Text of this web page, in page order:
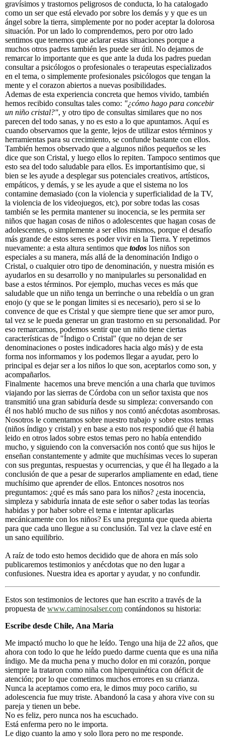
gravísimos y trastornos peligrosos de conducta, lo ha catalogado
como un ser que está elevado por sobre los demás y y que es un
ángel sobre la tierra, simplemente por no poder aceptar la dolorosa
situación. Por un lado lo comprendemos, pero por otro lado
sentimos que tenemos que aclarar estas situaciones porque a
muchos otros padres también les puede ser útil. No dejamos de
remarcar lo importante que es que ante la duda los padres puedan
consultar a psicólogos o profesionales o terapeutas especializados
en el tema, o simplemente profesionales psicólogos que tengan la
mente y el corazon abiertos a nuevas posibilidades.
Ademas de esta experiencia concreta que hemos vivido, también
hemos recibido consultas tales como: "¿cómo hago para concebir
un niño cristal?", y otro tipo de consultas similares que no nos
parecen del todo sanas, y no es esto a lo que apuntamos. Aquí es
cuando observamos que la gente, lejos de utilizar estos términos y
herramientas para su crecimiento, se confunde bastante con ellos.
También hemos observado que a algunos niños pequeños se les
dice que son Cristal, y luego ellos lo repiten. Tampoco sentimos que
esto sea del todo saludable para ellos. Es importantísimo que, si
bien se les ayude a desplegar sus potenciales creativos, artísticos,
empáticos, y demás, y se les ayude a que el sistema no los
contamine demasiado (con la violencia y superficialidad de la TV,
la violencia de los videojuegos, etc), por sobre todas las cosas
también se les permita mantener su inocencia, se les permita ser
niños que hagan cosas de niños o adolescentes que hagan cosas de
adolescentes, o simplemente a ser ellos mismos, porque el desafío
más grande de estos seres es poder vivir en la Tierra. Y repetimos
nuevamente: a esta altura sentimos que todos los niños son
especiales a su manera, más allá de la denominación Indigo o
Cristal, o cualquier otro tipo de denominación, y nuestra misión es
ayudarlos en su desarrollo y no manipularles su personalidad en
base a estos términos. Por ejemplo, muchas veces es más que
saludable que un niño tenga un berrinche o una rebeldía o un gran
enojo (y que se le pongan limites si es necesario), pero si se lo
convence de que es Cristal y que siempre tiene que ser amor puro,
tal vez se le pueda generar un gran trastorno en su personalidad. Por
eso remarcamos, podemos sentir que un niño tiene ciertas
características de "Índigo o Cristal" (que no dejan de ser
denominaciones o postes indicadores hacia algo más) y de esta
forma nos informamos y los podemos llegar a ayudar, pero lo
principal es dejar ser a los niños lo que son, aceptarlos como son, y
acompañarlos.
Finalmente hacemos una breve mención a una charla que tuvimos
viajando por las sierras de Córdoba con un señor taxista que nos
transmitió una gran sabiduría desde su simpleza: conversando con
él nos habló mucho de sus niños y nos contó anécdotas asombrosas.
Nosotros le comentamos sobre nuestro trabajo y sobre estos temas
(niños índigo y cristal) y en base a esto nos respondió que él habia
leido en otros lados sobre estos temas pero no había entendido
mucho, y siguiendo con la conversación nos contó que sus hijos le
enseñan constantemente y admite que muchísimas veces lo superan
con sus preguntas, respuestas y ocurrencias, y que él ha llegado a la
conclusión de que a pesar de superarlos ampliamente en edad, tiene
muchísimo que aprender de ellos. Entonces nosotros nos
preguntamos: ¿qué es más sano para los niños? ¿esta inocencia,
simpleza y sabiduría innata de este señor o saber todas las teorías
habidas y por haber sobre el tema e intentar aplicarlas
mecánicamente con los niños? Es una pregunta que queda abierta
para que cada uno llegue a su conclusión. Tal vez la clave esté en
un sano equilibrio.
A raíz de todo esto hemos decidido que de ahora en más solo
publicaremos testimonios y anécdotas que no den lugar a
confusiones. Nuestra idea es aportar y ayudar, y no confundir.
Estos son testimonios de lectores que han escrito a través de la
propuesta de www.caminosalser.com contándonos su historia:
Escribe desde Chile, Ana Maria
Me impactó mucho lo que he leído. Tengo una hija de 22 años, que
ahora con todo lo que he leído puedo darme cuenta que es una niña
índigo. Me da mucha pena y mucho dolor en mi corazón, porque
siempre la trataron como niña con hiperquinética con déficit de
atención; por lo que cometimos muchos errores en su crianza.
Nunca la aceptamos como era, le dimos muy poco cariño, su
adolescencia fue muy triste. Abandonó la casa y ahora vive con su
pareja y tienen un bebe.
No es feliz, pero nunca nos ha escuchado.
Está enferma pero no le importa.
Le digo cuanto la amo y solo llora pero no me responde.